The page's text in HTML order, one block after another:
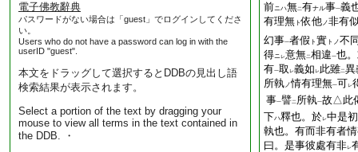
電子佛教辭典
パスワードがない場合は「guest」でログインしてくださ
い。
Users who do not have a password can log in with the
userID "guest".
本文をドラッグして選択するとDDBの見出し語
検索結果が表示されます。
Select a portion of the text by dragging your
mouse to view all terms in the text contained in
the DDB. ・
前ニハ無二有ナル事一義
有理無 ト依他ノ非有
幻事一者假 ト 實 トノ不
得ニレ意無二相違一也
有一取 レ義如 レ此雖二異
所執ノ情有理無一可レ
事一譬二 所執一故△此
下ハ釋也。於レ中是
執也。有而非有者
曰。是事彼處有非レ